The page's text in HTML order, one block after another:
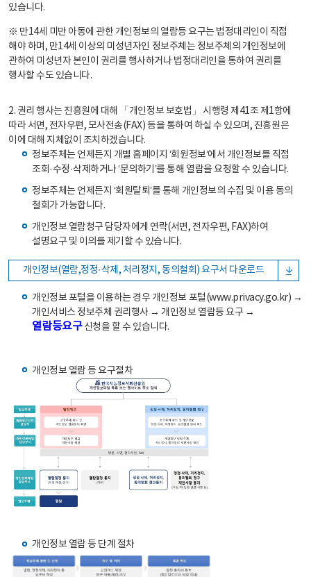
있습니다.
※ 만14세 미만 아동에 관한 개인정보의 열람등 요구는 법정대리인이 직접
해야 하며, 만14세 이상의 미성년자인 정보주체는 정보주체의 개인정보에
관하여 미성년자 본인이 권리를 행사하거나 법정대리인을 통하여 권리를
행사할 수도 있습니다.
2. 권리 행사는 진흥원에 대해 「개인정보 보호법」 시행령 제41조 제1항에
따라 서면, 전자우편, 모사전송(FAX) 등을 통하여 하실 수 있으며, 진흥원은
이에 대해 지체없이 조치하겠습니다.
정보주체는 언제든지 개별 홈페이지 ‘회원정보’에서 개인정보를 직접
조회·수정·삭제하거나 ‘문의하기’를 통해 열람을 요청할 수 있습니다.
정보주체는 언제든지 ‘회원탈퇴’를 통해 개인정보의 수집 및 이용 동의
철회가 가능합니다.
개인정보 열람청구 담당자에게 연락(서면, 전자우편, FAX)하여
설명요구 및 이의를 제기할 수 있습니다.
개인정보(열람,정정·삭제, 처리정지, 동의철회) 요구서 다운로드
개인정보 포털을 이용하는 경우 개인정보 포털(www.privacy.go.kr) →
개인서비스 정보주체 권리행사 → 개인정보 열람등 요구 →
열람등요구신청을 할 수 있습니다.
개인정보 열람 등 요구절차
개인정보 열람 등 단계 절차